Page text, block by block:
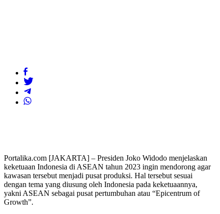
Portalika.com [JAKARTA] – Presiden Joko Widodo menjelaskan
keketuaan Indonesia di ASEAN tahun 2023 ingin mendorong agar
kawasan tersebut menjadi pusat produksi. Hal tersebut sesuai
dengan tema yang diusung oleh Indonesia pada keketuaannya,
yakni ASEAN sebagai pusat pertumbuhan atau “Epicentrum of
Growth”.